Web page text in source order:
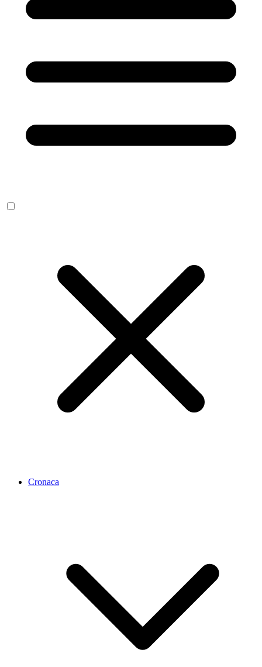
Cronaca